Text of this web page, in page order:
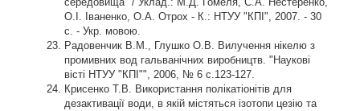
О.І. Іваненко, О.А. Отрох - К.: НТУУ "КПІ", 2007. - 30
с. - Укр. мовою.
Радовенчик В.М., Глушко О.В. Вилучення нікелю з
промивних вод гальванічних виробництв. "Наукові
вісті НТУУ "КПІ"", 2006, № 6 с.123-127.
Крисенко Т.В. Використання полікатіонітів для
дезактивації води, в якій містяться ізотопи цезію та